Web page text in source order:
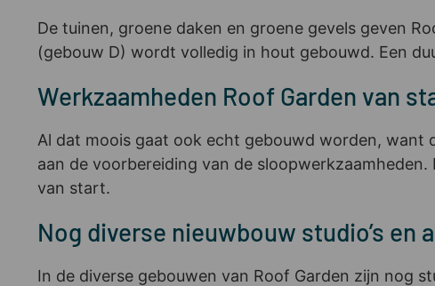
De tuinen, groene daken en groene gevels geven
(gebouw D) wordt volledig in hout gebouwd. Een
Werkzaamheden Roof Garden van
Al dat moois gaat ook echt gebouwd worden, want
aan de voorbereiding van de
van start.
Nog diverse nieuwbouw studio’s en
In de diverse gebouwen van Roof Garden zijn nog